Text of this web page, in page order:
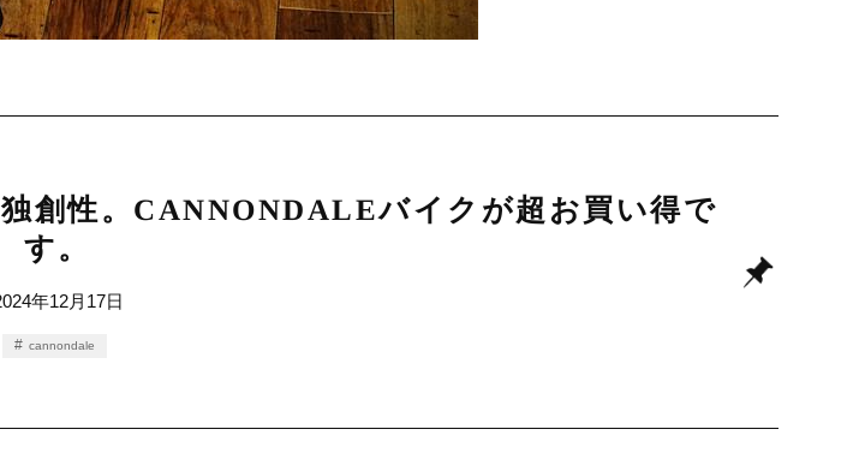
創性。CANNONDALEバイクが超お買い得で
す。
年12月17日
cannondale